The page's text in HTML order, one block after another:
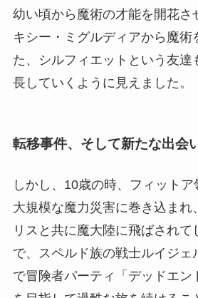
幼い頃から魔術の才能を開花さ
キシー・ミグルディアから魔術
た、シルフィエットという友達
長していくように見えました。
転移事件、そして新たな出会
しかし、10歳の時、フィットア
大規模な魔力災害に巻き込まれ
リスと共に魔大陸に飛ばされて
で、スペルド族の戦士ルイジェ
で冒険者パーティ「デッドエン